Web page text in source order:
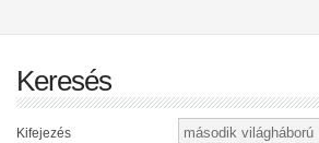
Keresés
Kifejezés